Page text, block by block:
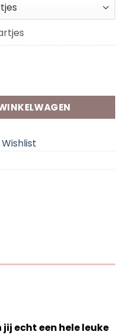
aantal
echt een hele leuke